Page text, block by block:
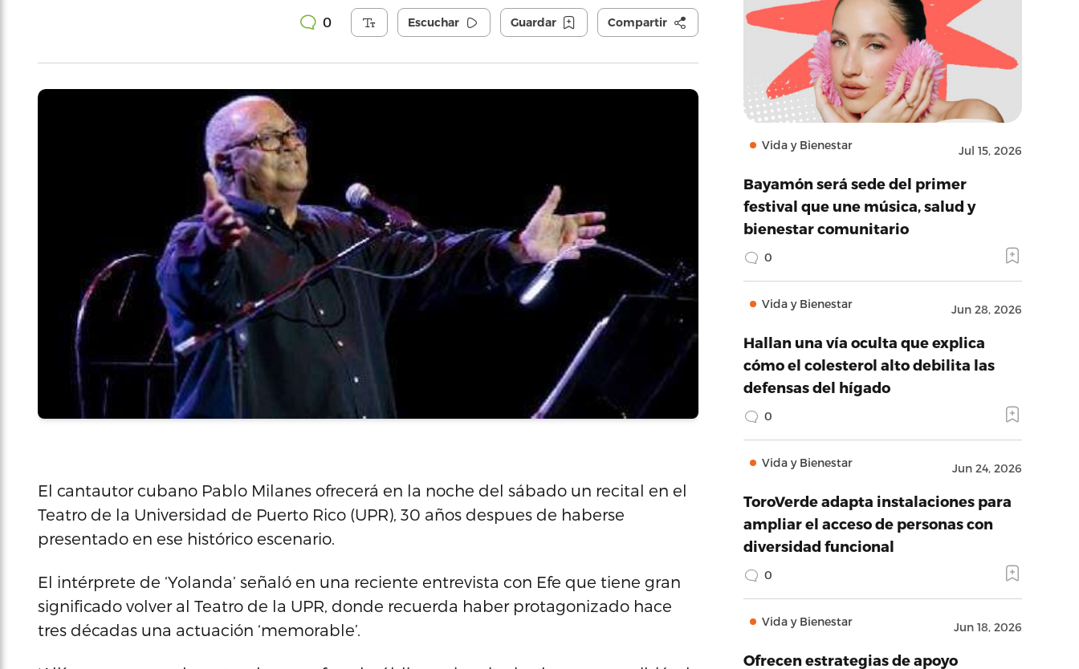
0 Escuchar Guardar Compartir
El cantautor cubano Pablo Milanes ofrecerá en la noche del sábado un recital en el
Teatro de la Universidad de Puerto Rico (UPR), 30 años despues de haberse
presentado en ese histórico escenario.
El intérprete de ‘Yolanda’ señaló en una reciente entrevista con Efe que tiene gran
significado volver al Teatro de la UPR, donde recuerda haber protagonizado hace
tres décadas una actuación ‘memorable’.
Vida y Bienestar Jul 15, 2026
Bayamón será sede del primer
festival que une música, salud y
bienestar comunitario
0
Vida y Bienestar Jun 28, 2026
Hallan una vía oculta que explica
cómo el colesterol alto debilita las
defensas del hígado
0
Vida y Bienestar Jun 24, 2026
ToroVerde adapta instalaciones para
ampliar el acceso de personas con
diversidad funcional
0
Vida y Bienestar Jun 18, 2026
Ofrecen estrategias de apoyo